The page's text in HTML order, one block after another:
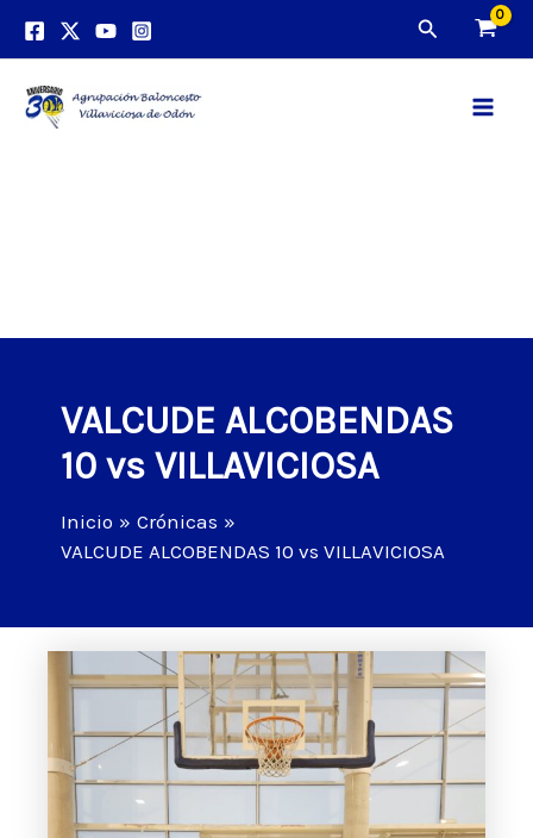
Buscar
VALCUDE ALCOBENDAS
10 vs VILLAVICIOSA
Inicio
Crónicas
VALCUDE ALCOBENDAS 10 vs VILLAVICIOSA